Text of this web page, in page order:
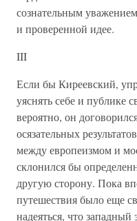
сознательным
и проверенной идее.
III
Если бы Киреевский,
уяснять себе и публике
вероятно, он
осязательных
между европеизмом и
склонился бы
другую сторону. Пока
путешествия было еще
надеяться, что западный